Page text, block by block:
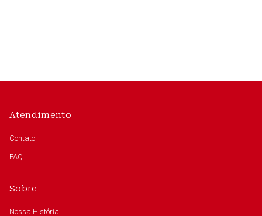
Atendimento
Contato
FAQ
Sobre
Nossa História